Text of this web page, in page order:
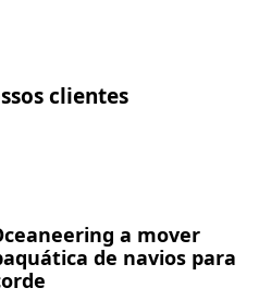
clientes
a mover
de navios para